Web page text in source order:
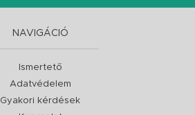
NAVIGÁCIÓ
Ismertető
Adatvédelem
Gyakori kérdések